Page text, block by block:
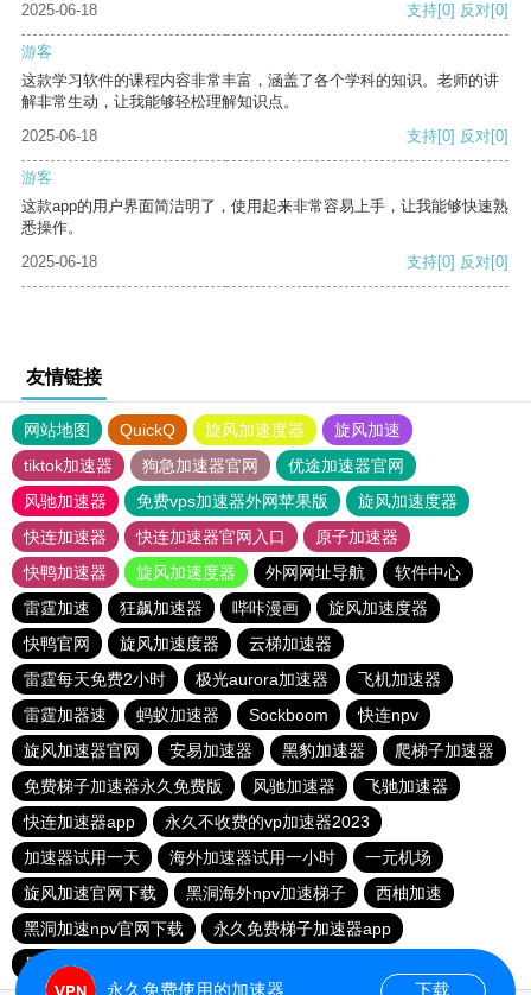
2025-06-18 支持[0] 反对[0]
游客
这款学习软件的课程内容非常丰富，涵盖了各个学科的知识。老师的讲
解非常生动，让我能够轻松理解知识点。
2025-06-18
支持[0] 反对[0]
游客
这款app的用户界面简洁明了，使用起来非常容易上手，让我能够快速熟
悉操作。
2025-06-18
支持[0] 反对[0]
友情链接
网站地图 QuickQ 旋风加速度器
旋风加速
tiktok加速器
狗急加速器官网
优途加速器官网
风驰加速器
免费vps加速器外网苹果版
旋风加速度器
快连加速器
快连加速器官网入口
原子加速器
快鸭加速器
旋风加速度器 外网网址导航
软件中心
雷霆加速
狂飙加速器 哔咔漫画
旋风加速度器
快鸭官网
旋风加速度器
云梯加速器
雷霆每天免费2小时
极光aurora加速器
飞机加速器
雷霆加器速
蚂蚁加速器 Sockboom
快连npv
旋风加速器官网
安易加速器 黑豹加速器
爬梯子加速器
免费梯子加速器永久免费版
风驰加速器
飞驰加速器
快连加速器app
永久不收费的vp加速器2023
加速器试用一天
海外加速器试用一小时
一元机场
旋风加速官网下载
黑洞海外npv加速梯子
西柚加速
黑洞加速npv官网下载
永久免费梯子加速器app
暴雪加速器
永久免费使用的加速器 下载